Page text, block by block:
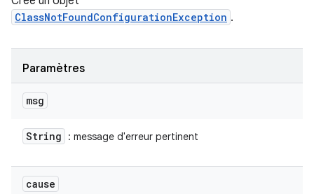
ClassNotFoundConfigurationException .
Paramètres
msg
String : message d'erreur pertinent
cause